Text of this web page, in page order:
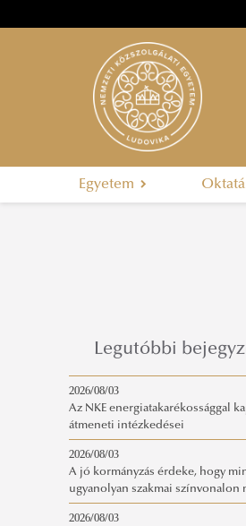
Egyetem
Legutóbbi
2026/08/03
Az NKE energiatakarékossággal
átmeneti intézkedései
2026/08/03
A jó kormányzás érdeke, hogy
ugyanolyan szakmai színvonalon
2026/08/03